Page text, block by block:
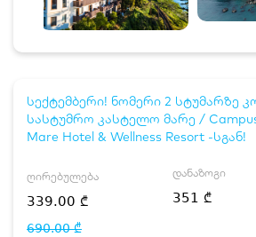
სექტემბერი! ნომერი 2 სტუმარზე
სასტუმრო კასტელო მარე /
Mare Hotel & Wellness Resort -სგან!
ღირებულება
339.00 ₾
690.00 ₾
დანაზოგი
351 ₾